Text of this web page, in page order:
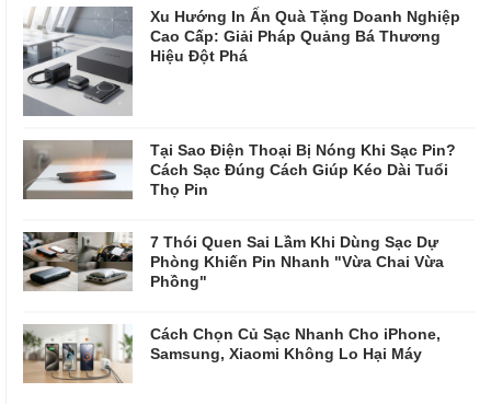
Xu Hướng In Ấn Quà Tặng Doanh Nghiệp
Cao Cấp: Giải Pháp Quảng Bá Thương
Hiệu Đột Phá
Tại Sao Điện Thoại Bị Nóng Khi Sạc Pin?
Cách Sạc Đúng Cách Giúp Kéo Dài Tuổi
Thọ Pin
7 Thói Quen Sai Lầm Khi Dùng Sạc Dự
Phòng Khiến Pin Nhanh "Vừa Chai Vừa
Phồng"
Cách Chọn Củ Sạc Nhanh Cho iPhone,
Samsung, Xiaomi Không Lo Hại Máy